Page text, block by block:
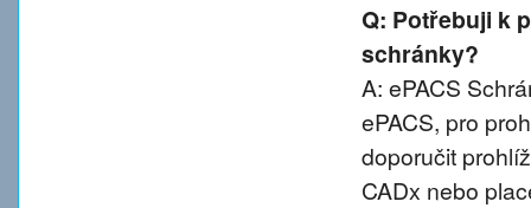
Q: Potřebuji k
schránky?
A: ePACS
ePACS, pro
doporučit
CADx nebo